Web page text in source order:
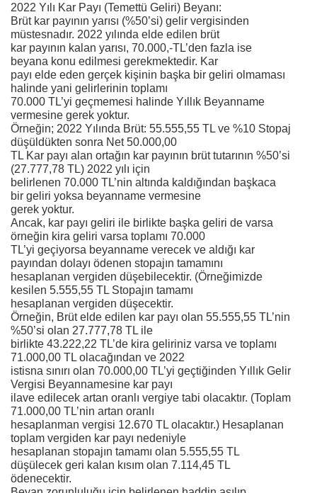
2022 Yılı Kar Payı (Temettü Geliri) Beyanı:
Brüt kar payının yarısı (%50’si) gelir vergisinden
müstesnadır. 2022 yılında elde edilen brüt
kar payının kalan yarısı, 70.000,-TL’den fazla ise
beyana konu edilmesi gerekmektedir. Kar
payı elde eden gerçek kişinin başka bir geliri olmaması
halinde yani gelirlerinin toplamı
70.000 TL’yi geçmemesi halinde Yıllık Beyanname
vermesine gerek yoktur.
Örneğin; 2022 Yılında Brüt: 55.555,55 TL ve %10 Stopaj
düşüldükten sonra Net 50.000,00
TL Kar payı alan ortağın kar payının brüt tutarının %50’si
(27.777,78 TL) 2022 yılı için
belirlenen 70.000 TL’nin altında kaldığından başkaca
bir geliri yoksa beyanname vermesine
gerek yoktur.
Ancak, kar payı geliri ile birlikte başka geliri de varsa
örneğin kira geliri varsa toplamı 70.000
TL’yi geçiyorsa beyanname verecek ve aldığı kar
payından dolayı ödenen stopajın tamamını
hesaplanan vergiden düşebilecektir. (Örneğimizde
kesilen 5.555,55 TL Stopajın tamamı
hesaplanan vergiden düşecektir.
Örneğin, Brüt elde edilen kar payı olan 55.555,55 TL’nin
%50’si olan 27.777,78 TL ile
birlikte 43.222,22 TL’de kira geliriniz varsa ve toplamı
71.000,00 TL olacağından ve 2022
istisna sınırı olan 70.000,00 TL’yi geçtiğinden Yıllık Gelir
Vergisi Beyannamesine kar payı
ilave edilecek artan oranlı vergiye tabi olacaktır. (Toplam
71.000,00 TL’nin artan oranlı
hesaplanman vergisi 12.670 TL olacaktır.) Hesaplanan
toplam vergiden kar payı nedeniyle
hesaplanan stopajın tamamı olan 5.555,55 TL
düşülecek geri kalan kısım olan 7.114,45 TL
ödenecektir.